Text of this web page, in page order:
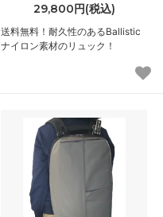
29,800円(税込)
送料無料！耐久性のあるBallistic
ナイロン素材のリュック！